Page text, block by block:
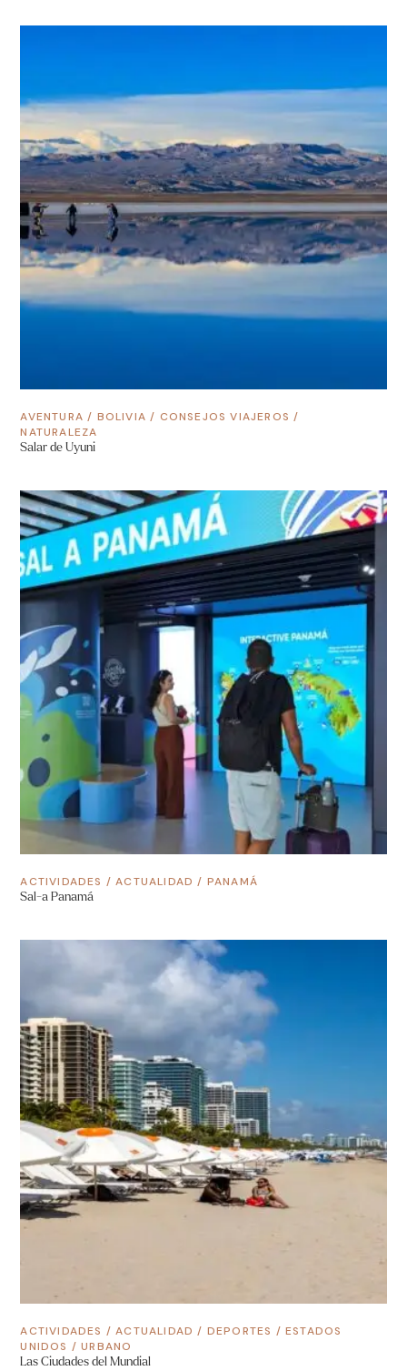
AVENTURA / BOLIVIA / CONSEJOS VIAJEROS /
NATURALEZA
Salar de Uyuni
ACTIVIDADES /ACTUALIDAD / PANAMÁ
Sal-a Panamá
ACTIVIDADES /ACTUALIDAD / DEPORTES /ESTADOS
UNIDOS /URBANO
Las Ciudades del Mundial